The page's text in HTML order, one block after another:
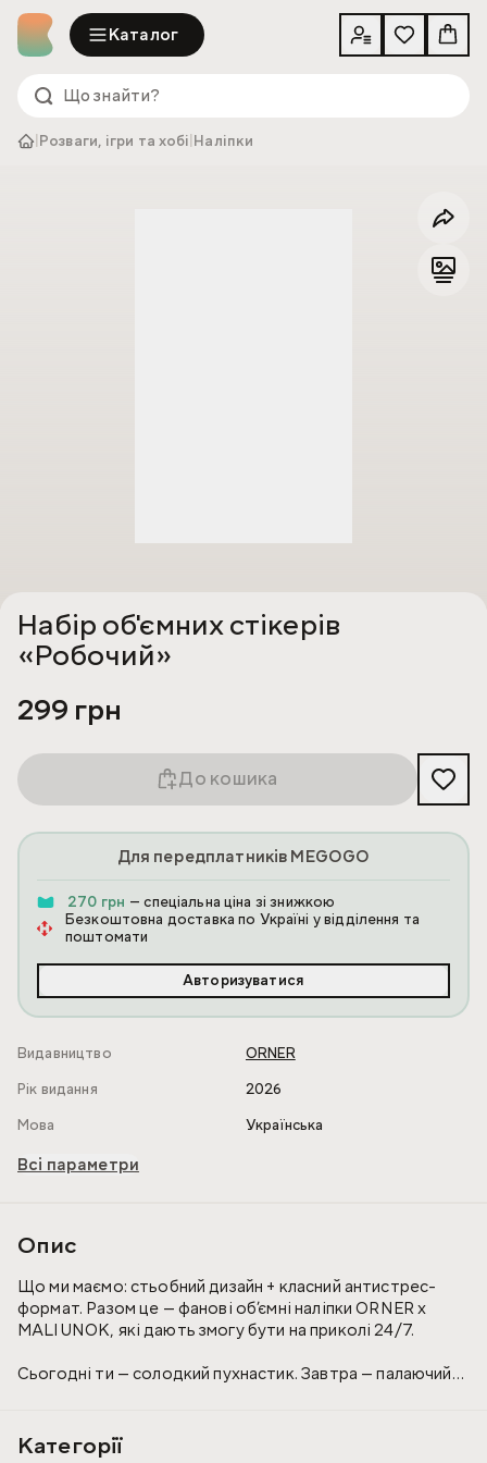
Каталог
Розваги, ігри та хобі Наліпки
Набір об'ємних стікерів
«Робочий»
299 грн
До кошика
Для передплатників MEGOGO
270 грн — спеціальна ціна зі знижкою
Безкоштовна доставка по Україні у відділення та
поштомати
Авторизуватися
Видавництво
ORNER
Рік видання
2026
Мова
Українська
Всі параметри
Опис
Що ми маємо: стьобний дизайн + класний антистрес-
формат. Разом це — фанові об’ємні наліпки ORNER x
MALIUNOK, які дають змогу бути на приколі 24/7.
Сьогодні ти — солодкий пухнастик. Завтра — палаючий
Категорії